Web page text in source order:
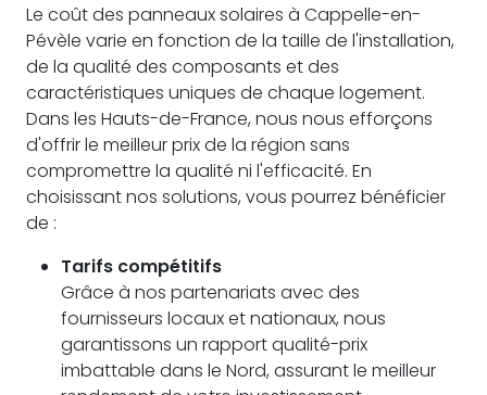
Le coût des panneaux solaires à Cappelle-en-
Pévèle varie en fonction de la taille de l'installation,
de la qualité des composants et des
caractéristiques uniques de chaque logement.
Dans les Hauts-de-France, nous nous efforçons
d'offrir le meilleur prix de la région sans
compromettre la qualité ni l'efficacité. En
choisissant nos solutions, vous pourrez bénéficier
de :
Tarifs compétitifs
Grâce à nos partenariats avec des
fournisseurs locaux et nationaux, nous
garantissons un rapport qualité-prix
imbattable dans le Nord, assurant le meilleur